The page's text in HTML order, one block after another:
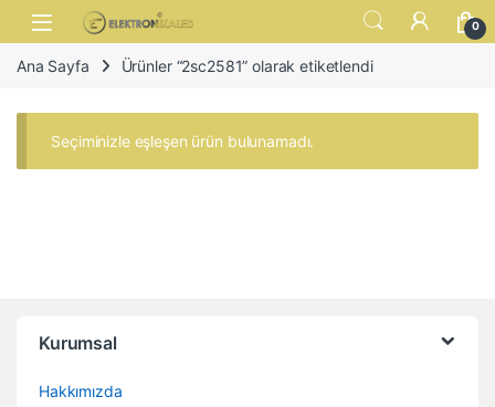
Skip to navigation
Skip to content
Open 0
Ana Sayfa Ürünler “2sc2581” olarak etiketlendi
Seçiminizle eşleşen ürün bulunamadı.
Kurumsal
Hakkımızda